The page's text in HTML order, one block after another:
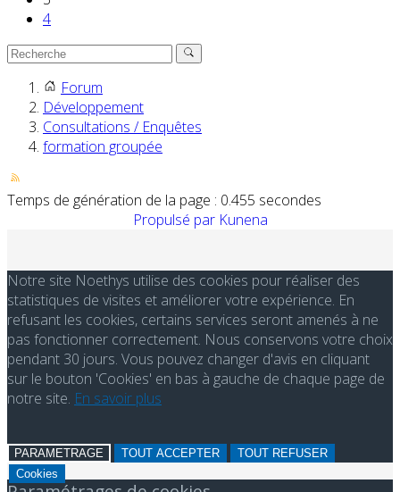
4
Forum
Développement
Consultations / Enquêtes
formation groupée
Temps de génération de la page : 0.455 secondes
Propulsé par Kunena
Notre site Noethys utilise des cookies pour réaliser des
statistiques de visites et améliorer votre expérience. En
refusant les cookies, certains services seront amenés à ne
pas fonctionner correctement. Nous conservons votre choix
pendant 30 jours. Vous pouvez changer d'avis en cliquant
sur le bouton 'Cookies' en bas à gauche de chaque page de
notre site. En savoir plus
PARAMETRAGE TOUT ACCEPTER
TOUT REFUSER
Cookies